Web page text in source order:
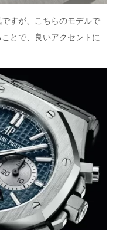
すが、こちらのモデルで
とで、良いアクセントに